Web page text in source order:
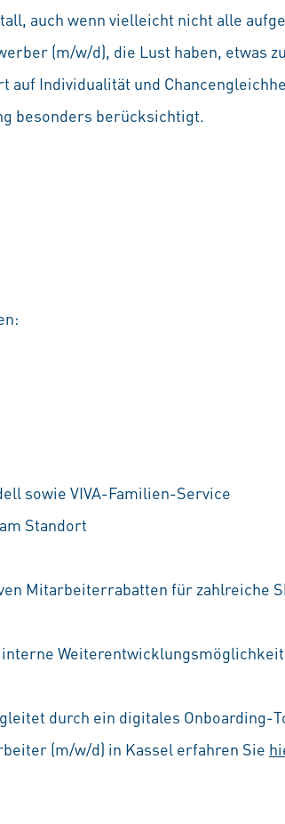
auch wenn vielleicht nicht alle
(m/w/d), die Lust haben, etwas
auf Individualität und
besonders berücksichtigt.
sowie VIVA-Familien-Service
Standort
Mitarbeiterrabatten für zahlreiche
durch ein digitales Onboarding-
(m/w/d) in Kassel erfahren Sie